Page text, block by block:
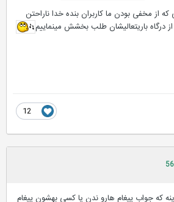
مخفی بودن ما کاربران بنده خدا ناراحتن
باریتعالیشان طلب بخشش مینماییم
جواب پیغام هارو ندن یا کسی بهشون پیغام